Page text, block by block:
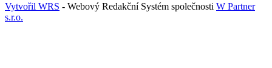
Vytvořil WRS - Webový Redakční Systém společnosti W Partner
s.r.o.